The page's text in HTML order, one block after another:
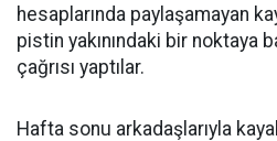
hesaplarında paylaşamayan
pistin yakınındaki bir noktaya
çağrısı yaptılar.
Hafta sonu arkadaşlarıyla